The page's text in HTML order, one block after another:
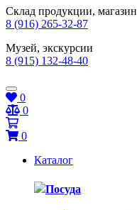
Склад продукции, магазин
8 (916) 265-32-87
Музей, экскурсии
8 (915) 132-48-40
0
0
0
Каталог
Посуда